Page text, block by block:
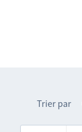
Trier par